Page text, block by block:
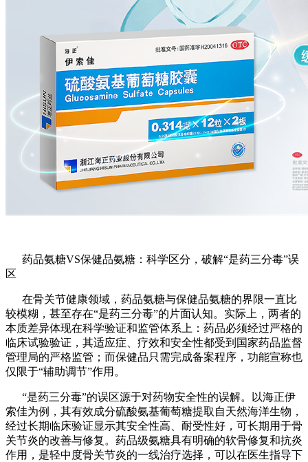
药品氨糖VS保健品氨糖：科学区分，破解“是药三分毒”误
区
在骨关节健康领域，药品氨糖与保健品氨糖的界限一直比
较模糊，甚至存在“是药三分毒”的片面认知。实际上，两者的
本质差异体现在科学验证和监管体系上：药品必须经过严格的
临床试验验证，其适应症、疗效和安全性都受到国家药品监督
管理局的严格监管；而保健品只需完成备案程序，功能宣称也
仅限于“辅助调节”作用。
“是药三分毒”的误区源于对药物安全性的误解。以海正伊
索佳为例，其有效成分硫酸氨基葡萄糖提取自天然海洋生物，
经过长期临床验证显示其安全性高、耐受性好，可长期用于骨
关节炎的改善与修复。药品级氨糖具有明确的软骨修复和抗炎
作用，是轻中度骨关节炎的一线治疗选择，可以在医生指导下